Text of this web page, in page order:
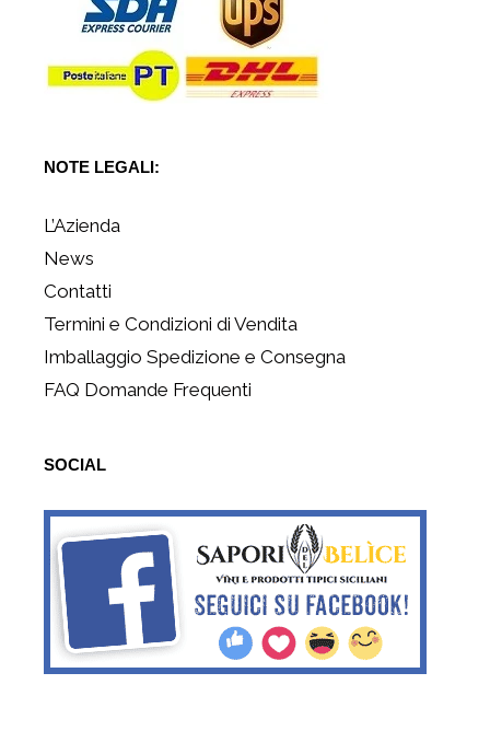
NOTE LEGALI:
L’Azienda
News
Contatti
Termini e Condizioni di Vendita
Imballaggio Spedizione e Consegna
FAQ Domande Frequenti
SOCIAL